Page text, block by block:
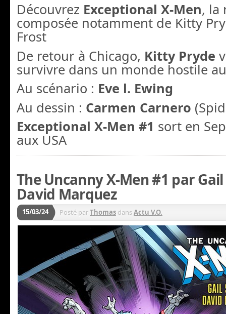
Découvrez Exceptional X-Men, la
composée notamment de Kitty
Frost
De retour à Chicago, Kitty Pryde
survivre dans un monde hostile
Au scénario : Eve l. Ewing
Au dessin : Carmen Carnero
Exceptional X-Men #1 sort en
aux USA
The Uncanny X-Men #1 par
David Marquez
15/03/24 Posté parThomas dansActu V.O.